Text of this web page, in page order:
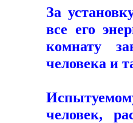
За
все его
комнату
человека и
человек,